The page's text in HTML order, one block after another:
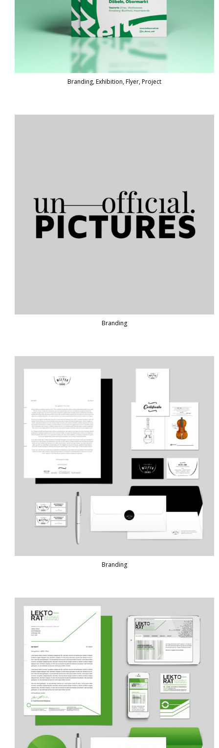
Branding, Exhibition, Flyer, Project
Branding
Branding